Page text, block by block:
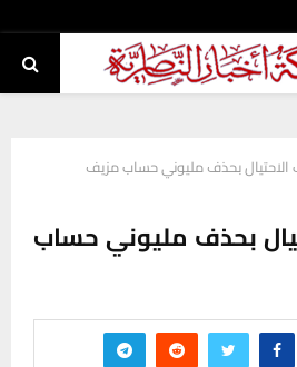
الاحتيال بحذف مليوني حساب مزيف
بحذف مليوني حساب